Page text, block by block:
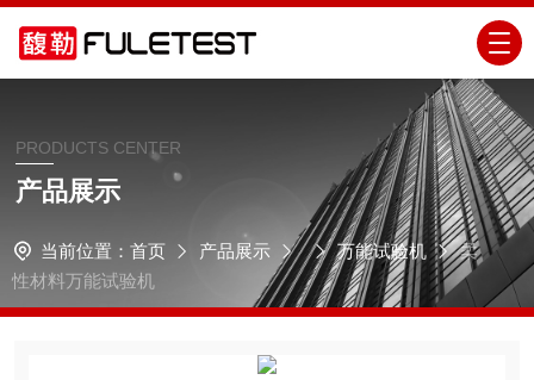
PRODUCTS CENTER
产品展示
当前位置： 首页 产品展示 万能试验机
柔
性材料万能试验机